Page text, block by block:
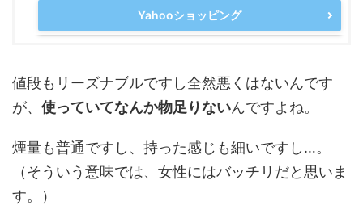
Yahooショッピング
値段もリーズナブルですし全然悪くはないんです
が、 使っていてなんか物足りないんですよね。
煙量も普通ですし、持った感じも細いですし…。
（そういう意味では、女性にはバッチリだと思いま
す。）